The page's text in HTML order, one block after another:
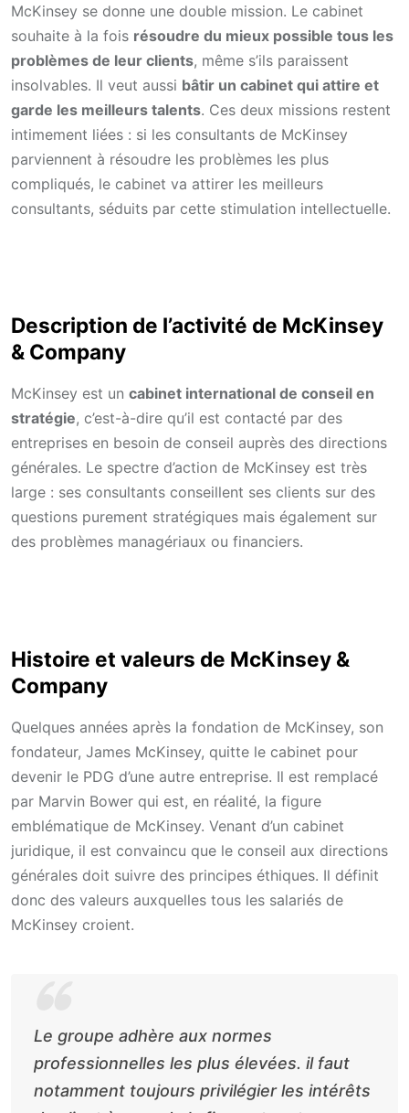
McKinsey se donne une double mission. Le cabinet
souhaite à la fois résoudre du mieux possible tous les
problèmes de leur clients, même s’ils paraissent
insolvables. Il veut aussi bâtir un cabinet qui attire et
garde les meilleurs talents. Ces deux missions restent
intimement liées : si les consultants de McKinsey
parviennent à résoudre les problèmes les plus
compliqués, le cabinet va attirer les meilleurs
consultants, séduits par cette stimulation intellectuelle.
Description de l’activité de McKinsey
& Company
McKinsey est un cabinet international de conseil en
stratégie, c’est-à-dire qu’il est contacté par des
entreprises en besoin de conseil auprès des directions
générales. Le spectre d’action de McKinsey est très
large : ses consultants conseillent ses clients sur des
questions purement stratégiques mais également sur
des problèmes managériaux ou financiers.
Histoire et valeurs de McKinsey &
Company
Quelques années après la fondation de McKinsey, son
fondateur, James McKinsey, quitte le cabinet pour
devenir le PDG d’une autre entreprise. Il est remplacé
par Marvin Bower qui est, en réalité, la figure
emblématique de McKinsey. Venant d’un cabinet
juridique, il est convaincu que le conseil aux directions
générales doit suivre des principes éthiques. Il définit
donc des valeurs auxquelles tous les salariés de
McKinsey croient.
Le groupe adhère aux normes
professionnelles les plus élevées. il faut
notamment toujours privilégier les intérêts